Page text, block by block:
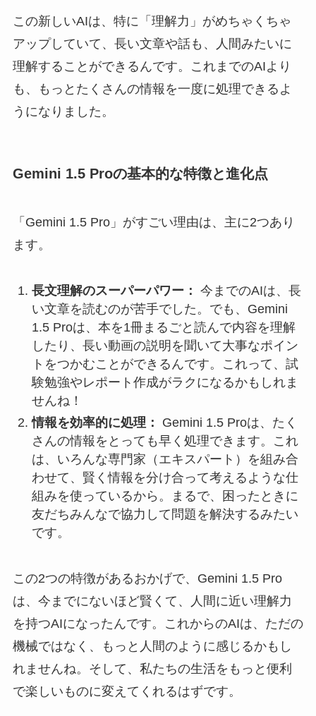
この新しいAIは、特に「理解力」がめちゃくちゃ
アップしていて、長い文章や話も、人間みたいに
理解することができるんです。これまでのAIより
も、もっとたくさんの情報を一度に処理できるよ
うになりました。
Gemini 1.5 Proの基本的な特徴と進化点
「Gemini 1.5 Pro」がすごい理由は、主に2つあり
ます。
長文理解のスーパーパワー： 今までのAIは、長
い文章を読むのが苦手でした。でも、Gemini
1.5 Proは、本を1冊まるごと読んで内容を理解
したり、長い動画の説明を聞いて大事なポイン
トをつかむことができるんです。これって、試
験勉強やレポート作成がラクになるかもしれま
せんね！
情報を効率的に処理：
Gemini 1.5 Proは、たく
さんの情報をとっても早く処理できます。これ
は、いろんな専門家（エキスパート）を組み合
わせて、賢く情報を分け合って考えるような仕
組みを使っているから。まるで、困ったときに
友だちみんなで協力して問題を解決するみたい
です。
この2つの特徴があるおかげで、Gemini 1.5 Pro
は、今までにないほど賢くて、人間に近い理解力
を持つAIになったんです。これからのAIは、ただの
機械ではなく、もっと人間のように感じるかもし
れませんね。そして、私たちの生活をもっと便利
で楽しいものに変えてくれるはずです。